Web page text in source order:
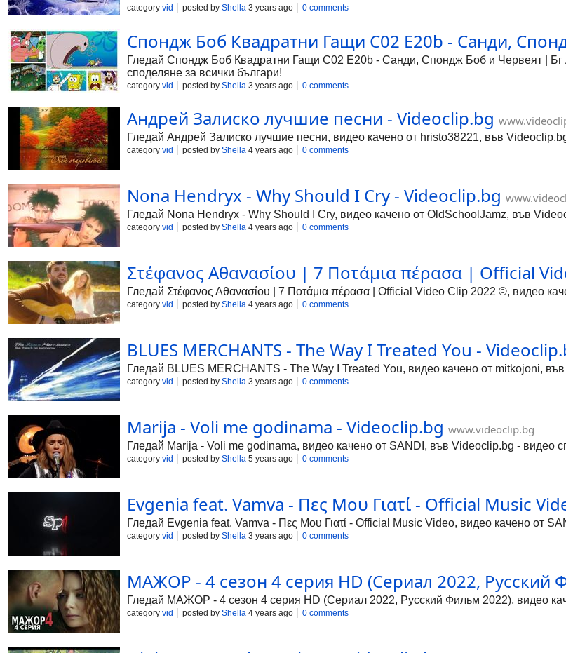
category vid posted by Shella 3 years ago 0 comments
Спондж Боб Квадратни Гащи С02 Е20b - Санди,
Гледай Спондж Боб Квадратни Гащи С02 Е20b - Санди, Спондж Боб и Червеят | Бг
споделяне за всички българи!
category vid posted by Shella 3 years ago 0 comments
Андрей Залиско лучшие песни - Videoclip.bg
Гледай Андрей Залиско лучшие песни, видео качено от hristo38221, във
category vid posted by Shella 4 years ago 0 comments
Nona Hendryx - Why Should I Cry - Videoclip.bg
Гледай Nona Hendryx - Why Should I Cry, видео качено от OldSchoolJamz, във
category vid posted by Shella 4 years ago 0 comments
Στέφανος Αθανασίου | 7 Ποτάμια πέρασα | Official
Гледай Στέφανος Αθανασίου | 7 Ποτάμια πέρασα | Official Video Clip 2022 ©, видео
category vid posted by Shella 4 years ago 0 comments
BLUES MERCHANTS - The Way I Treated You -
Гледай BLUES MERCHANTS - The Way I Treated You, видео качено от mitkojoni,
category vid posted by Shella 3 years ago 0 comments
Marija - Voli me godinama - Videoclip.bg www.videoclip.bg
Гледай Marija - Voli me godinama, видео качено от SANDI, във Videoclip.bg - видео
category vid posted by Shella 5 years ago 0 comments
Evgenia feat. Vamva - Πες Μου Γιατί - Official Music
Гледай Evgenia feat. Vamva - Πες Μου Γιατί - Official Music Video, видео качено от
category vid posted by Shella 3 years ago 0 comments
МАЖОР - 4 сезон 4 серия HD (Сериал 2022, Русский
Гледай МАЖОР - 4 сезон 4 серия HD (Сериал 2022, Русский Фильм 2022), видео
category vid posted by Shella 4 years ago 0 comments